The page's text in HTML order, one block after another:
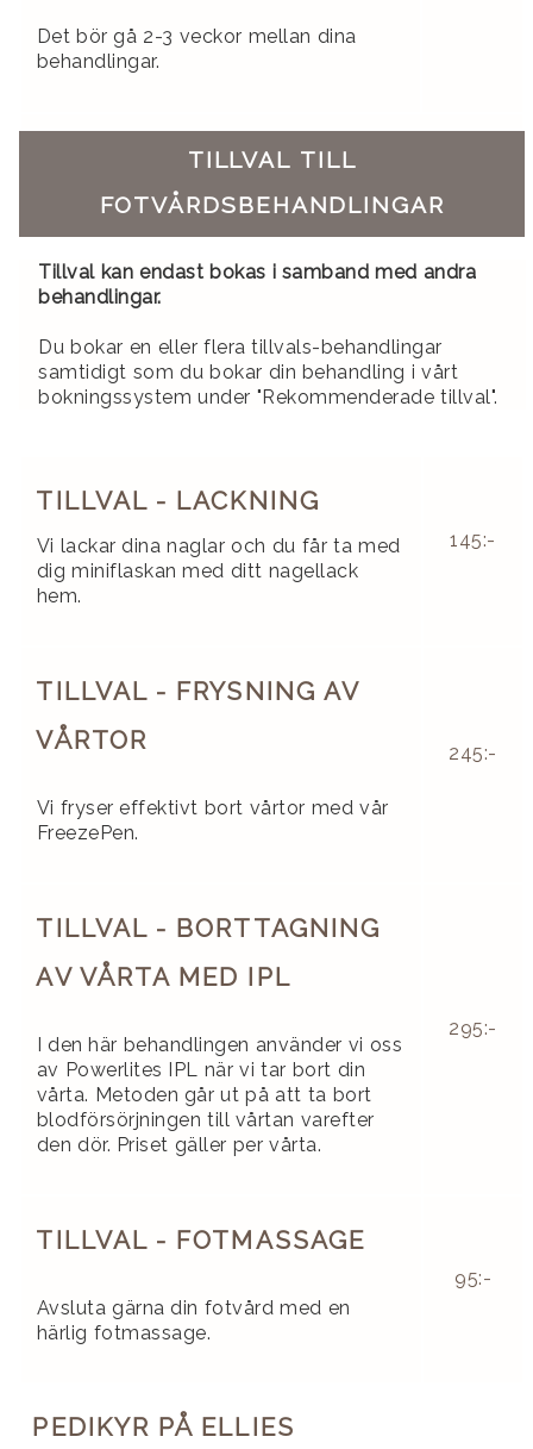
Det bör gå 2-3 veckor mellan dina
behandlingar.
TILLVAL TILL
FOTVÅRDSBEHANDLINGAR
Tillval kan endast bokas i samband med andra
behandlingar.
Du bokar en eller flera tillvals-behandlingar
samtidigt som du bokar din behandling i vårt
bokningssystem under "Rekommenderade tillval".
TILLVAL - LACKNING
Vi lackar dina naglar och du får ta med
dig miniflaskan med ditt nagellack
hem.
145:-
TILLVAL - FRYSNING AV
VÅRTOR
Vi fryser effektivt bort vårtor med vår
FreezePen.
245:-
TILLVAL - BORTTAGNING
AV VÅRTA MED IPL
I den här behandlingen använder vi oss
av Powerlites IPL när vi tar bort din
vårta. Metoden går ut på att ta bort
blodförsörjningen till vårtan varefter
den dör. Priset gäller per vårta.
295:-
TILLVAL - FOTMASSAGE
Avsluta gärna din fotvård med en
härlig fotmassage.
95:-
PEDIKYR PÅ ELLIES